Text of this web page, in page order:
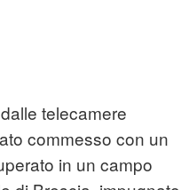
telecamere
commesso con un
in un campo